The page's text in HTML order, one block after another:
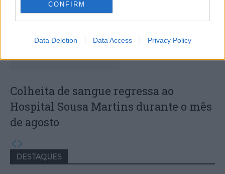
CONFIRM
Data Deletion Data Access Privacy Policy
Colheita de sangue regressa ao
Hospital Sousa Martins durante o mês
de agosto
DESTAQUES